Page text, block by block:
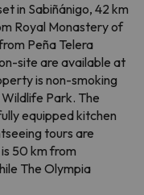
in Sabiñánigo, 42 km
Royal Monastery of
Peña Telera
site are available at
is non-smoking
Park. The
equipped kitchen
tours are
50 km from
The Olympia